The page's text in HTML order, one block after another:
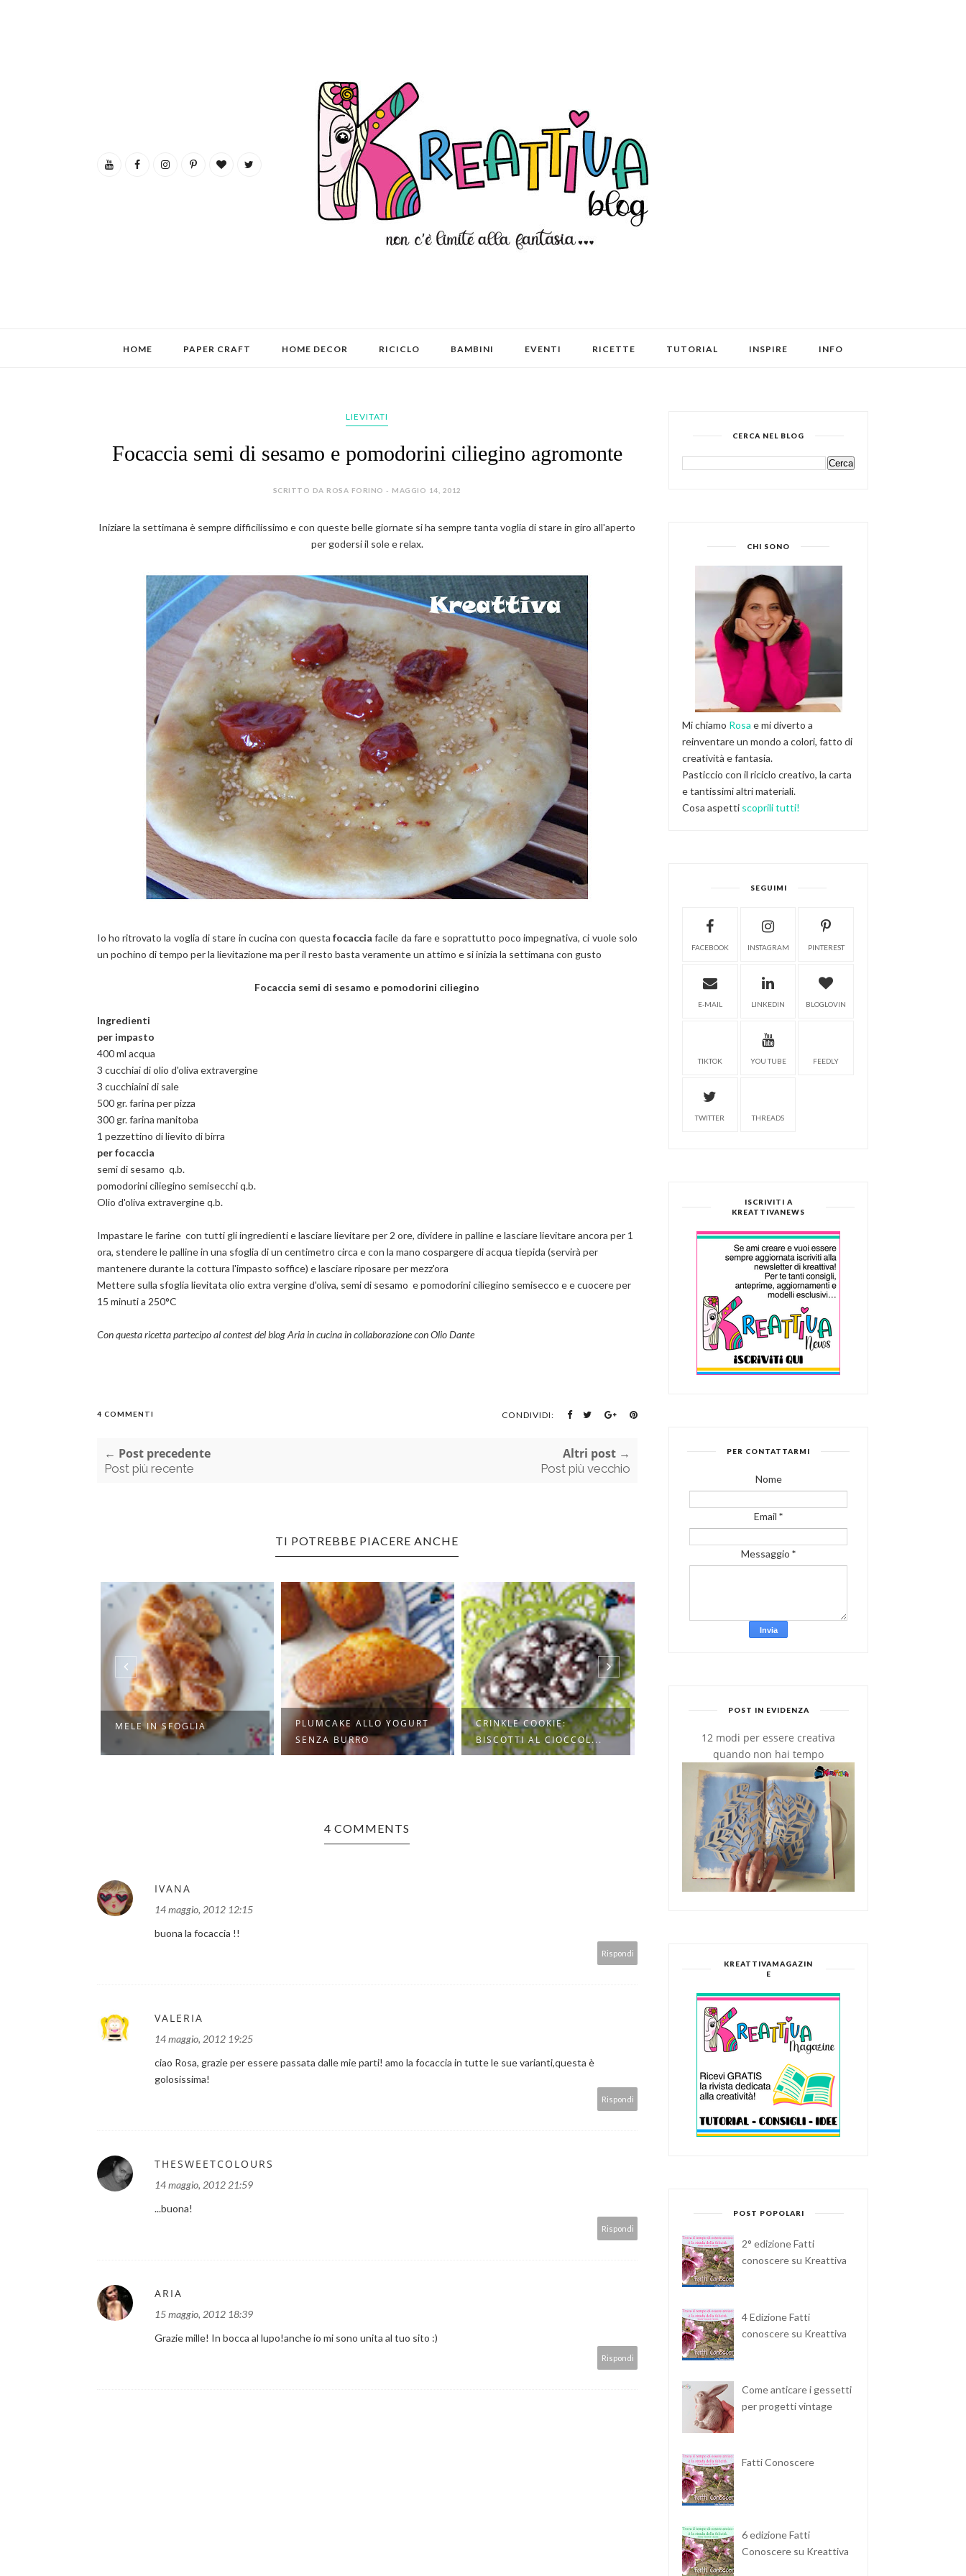
HOME PAPER CRAFT HOME DECOR RICICLO BAMBINI EVENTI RICETTE TUTORIAL INSPIRE INFO
LIEVITATI
Focaccia semi di sesamo e pomodorini ciliegino agromonte
SCRITTO DA ROSA FORINO - MAGGIO 14, 2012
Iniziare la settimana è sempre difficilissimo e con queste belle giornate si ha sempre tanta voglia di stare in giro all'aperto
per godersi il sole e relax.
Io ho ritrovato la voglia di stare in cucina con questa focaccia facile da fare e soprattutto poco impegnativa, ci vuole solo
un pochino di tempo per la lievitazione ma per il resto basta veramente un attimo e si inizia la settimana con gusto
Focaccia semi di sesamo e pomodorini ciliegino
Ingredienti
per impasto
400 ml acqua
3 cucchiai di olio d'oliva extravergine
3 cucchiaini di sale
500 gr. farina per pizza
300 gr. farina manitoba
1 pezzettino di lievito di birra
per focaccia
semi di sesamo q.b.
pomodorini ciliegino semisecchi q.b.
Olio d'oliva extravergine q.b.
Impastare le farine con tutti gli ingredienti e lasciare lievitare per 2 ore, dividere in palline e lasciare lievitare ancora per 1
ora, stendere le palline in una sfoglia di un centimetro circa e con la mano cospargere di acqua tiepida (servirà per
mantenere durante la cottura l'impasto soffice) e lasciare riposare per mezz'ora
Mettere sulla sfoglia lievitata olio extra vergine d'oliva, semi di sesamo e pomodorini ciliegino semisecco e e cuocere per
15 minuti a 250°C
Con questa ricetta partecipo al contest del blog Aria in cucina in collaborazione con Olio Dante
4 COMMENTI CONDIVIDI:
← Post precedente
Post più recente
Altri post →
Post più vecchio
TI POTREBBE PIACERE ANCHE
PLUMCAKE ALLO YOGURT
SENZA BURRO
CRINKLE COOKIE:
BISCOTTI AL CIOCCOL...
MUFFIN AL TRIPLO
CIOCCOLATO
BACCALÀ FRITTO I...
4 COMMENTS
IVANA
14 maggio, 2012 12:15
buona la focaccia !!
Rispondi
VALERIA
14 maggio, 2012 19:25
ciao Rosa, grazie per essere passata dalle mie parti! amo la focaccia in tutte le sue varianti,questa è
golosissima!
Rispondi
THESWEETCOLOURS
14 maggio, 2012 21:59
...buona!
Rispondi
ARIA
15 maggio, 2012 18:39
Grazie mille! In bocca al lupo!anche io mi sono unita al tuo sito :)
Rispondi
CERCA NEL BLOG
CHI SONO
Mi chiamo Rosa e mi diverto a
reinventare un mondo a colori, fatto di
creatività e fantasia.
Pasticcio con il riciclo creativo, la carta
e tantissimi altri materiali.
Cosa aspetti scoprili tutti!
SEGUIMI
FACEBOOK INSTAGRAM PINTEREST
E-MAIL LINKEDIN BLOGLOVIN
TIKTOK YOU TUBE FEEDLY
TWITTER THREADS
ISCRIVITI A
KREATTIVANEWS
PER CONTATTARMI
Nome
Email*
Messaggio*
POST IN EVIDENZA
12 modi per essere creativa
quando non hai tempo
KREATTIVAMAGAZIN
E
POST POPOLARI
2° edizione Fatti
conoscere su Kreattiva
4 Edizione Fatti
conoscere su Kreattiva
Come anticare i gessetti
per progetti vintage
Fatti Conoscere
6 edizione Fatti
Conoscere su Kreattiva